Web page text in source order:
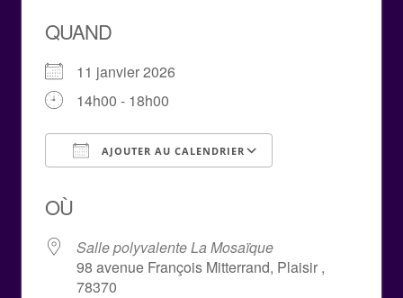
QUAND
11 janvier 2026
14h00 - 18h00
AJOUTER AU CALENDRIER
OÙ
Salle polyvalente La Mosaïque
98 avenue François Mitterrand, Plaisir ,
78370